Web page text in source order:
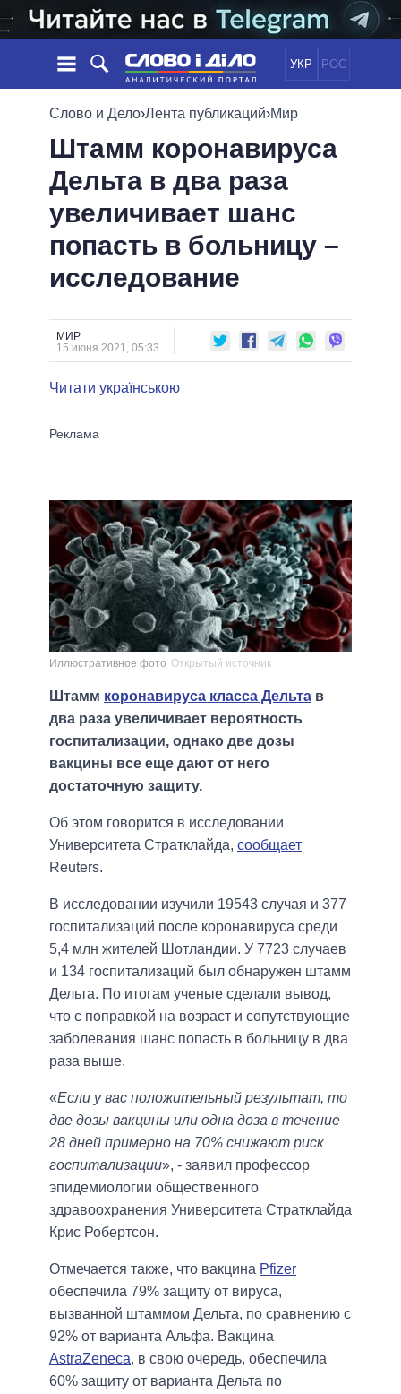
УКР РОС
НОВОСТИ
ЛЕНТА
СОБЫТИЯ
СТАТЬИ
ОБЗОРЫ
ДАЙДЖЕСТЫ
ПОЛИТИКА
ЭКОНОМИКА
ОБЩЕСТВО
ОБЕЩАНИЯ
ПОЛИТИКИ
ПРЕЗИДЕНТ И ОФИС
ВЕРХОВНАЯ РАДА
ГЛАВЫ ОБЛАДМИНИСТРАЦИЙ
МЭРЫ
ВСЕ ПЕРСОНЫ
ИНФОГРАФИКА
ВИДЕО
СРАВНЕНИЕ ПОЛИТИКОВ
Слово и Дело›Лента публикаций›Мир
Штамм коронавируса
Дельта в два раза
увеличивает шанс
попасть в больницу –
исследование
МИР
15 июня 2021, 05:33
Читати українською
Иллюстративное фото Открытый источник
Штамм коронавируса класса Дельта в
два раза увеличивает вероятность
госпитализации, однако две дозы
вакцины все еще дают от него
достаточную защиту.
Об этом говорится в исследовании
Университета Стратклайда, сообщает
Reuters.
В исследовании изучили 19543 случая и 377
госпитализаций после коронавируса среди
5,4 млн жителей Шотландии. У 7723 случаев
и 134 госпитализаций был обнаружен штамм
Дельта. По итогам ученые сделали вывод,
что с поправкой на возраст и сопутствующие
заболевания шанс попасть в больницу в два
раза выше.
«Если у вас положительный результат, то
две дозы вакцины или одна доза в течение
28 дней примерно на 70% снижают риск
госпитализации», - заявил профессор
эпидемиологии общественного
здравоохранения Университета Стратклайда
Крис Робертсон.
Отмечается также, что вакцина Pfizer
обеспечила 79% защиту от вируса,
вызванной штаммом Дельта, по сравнению с
92% от варианта Альфа. Вакцина
AstraZeneca, в свою очередь, обеспечила
60% защиту от варианта Дельта по